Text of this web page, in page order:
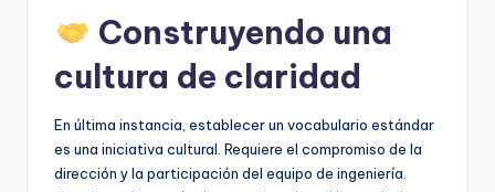
Construyendo una
cultura de claridad
En última instancia, establecer un vocabulario estándar
es una iniciativa cultural. Requiere el compromiso de la
dirección y la participación del equipo de ingeniería.